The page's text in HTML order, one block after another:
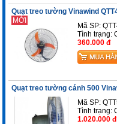
Quạt treo tường Vinawind
MỚI
Mã SP:
Tình trạng:
360.000 đ
Quạt treo tường cánh 500
Mã SP:
Tình trạng:
1.020.000 đ